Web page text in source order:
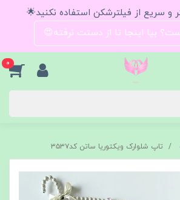
و سریع از فیلترشکن استفاده نکنید🌟
بیا اینجا تا از دستت نرفته😍
0
تاپ شلوارک ویکتوریا ساتن کد۳۵۳۷